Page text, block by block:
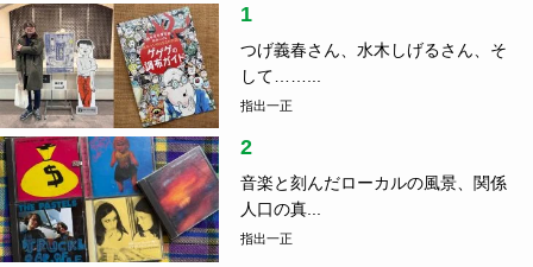
1
つげ義春さん、水木しげるさん、そ
して……...
指出一正
2
音楽と刻んだローカルの風景、関係
人口の真...
指出一正